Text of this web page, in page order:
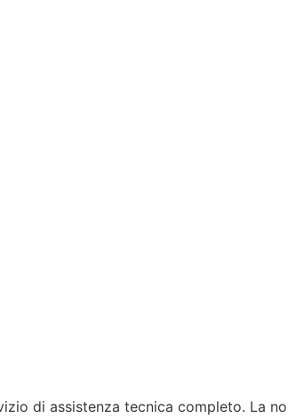
di assistenza tecnica completo. La